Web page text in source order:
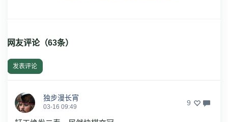
网友评论（63条）
发表评论
独步漫长宵
03-16 09:49 9